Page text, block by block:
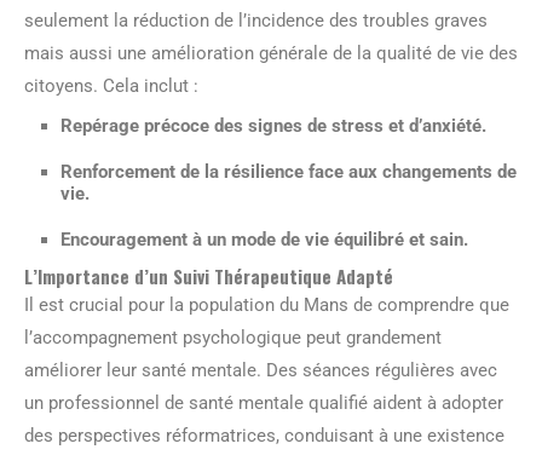
seulement la réduction de l’incidence des troubles graves
mais aussi une amélioration générale de la qualité de vie des
citoyens. Cela inclut :
Repérage précoce des signes de stress et d’anxiété.
Renforcement de la résilience face aux changements de
vie.
Encouragement à un mode de vie équilibré et sain.
L’Importance d’un Suivi Thérapeutique Adapté
Il est crucial pour la population du Mans de comprendre que
l’accompagnement psychologique peut grandement
améliorer leur santé mentale. Des séances régulières avec
un professionnel de santé mentale qualifié aident à adopter
des perspectives réformatrices, conduisant à une existence